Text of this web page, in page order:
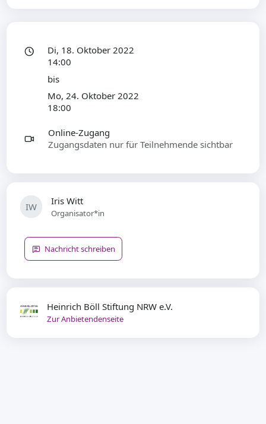
Heinrich Böll Stiftung NRW e.V.
Zur Anbietendenseite
IW Iris Witt
Organisator*in
Nachricht schreiben
Di, 18. Oktober 2022
14:00
bis
Mo, 24. Oktober 2022
18:00
Online-Zugang
Zugangsdaten nur für Teilnehmende sichtbar